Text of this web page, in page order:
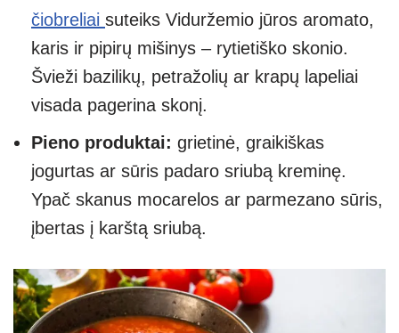
čiobreliai suteiks Viduržemio jūros aromato,
karis ir pipirų mišinys – rytietiško skonio.
Švieži bazilikų, petražolių ar krapų lapeliai
visada pagerina skonį.
Pieno produktai: grietinė, graikiškas
jogurtas ar sūris padaro sriubą kreminę.
Ypač skanus mocarelos ar parmezano sūris,
įbertas į karštą sriubą.